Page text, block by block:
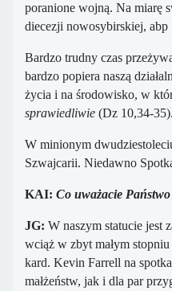
poranione wojną. Na miarę
diecezji nowosybirskiej, abp
Bardzo trudny czas
bardzo popiera naszą
życia i na środowisko, w
sprawiedliwie (Dz 10,34-
W minionym
Szwajcarii. Niedawno
KAI: Co uważacie
JG: W naszym statucie jest
wciąż w zbyt małym
kard. Kevin Farrell na
małżeństw, jak i dla par